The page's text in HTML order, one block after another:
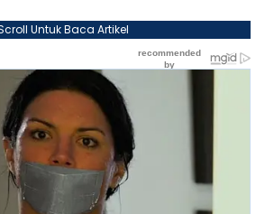
Untuk Baca Artikel